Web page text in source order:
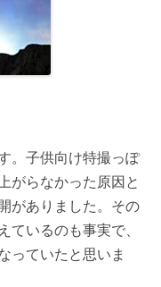
。子供向け特撮っぽ
がらなかった原因と
がありました。その
ているのも事実で、
っていたと思いま